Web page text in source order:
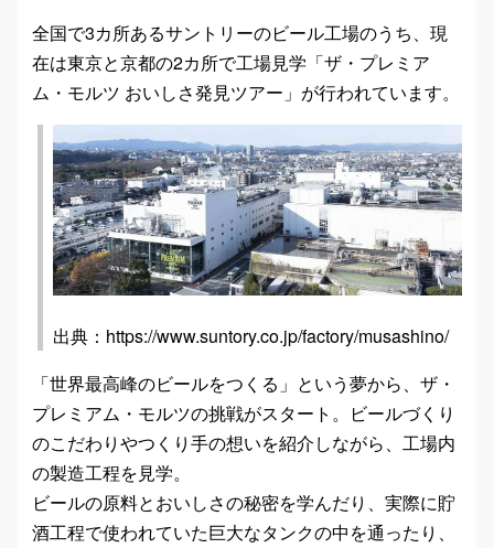
全国で3カ所あるサントリーのビール工場のうち、現
在は東京と京都の2カ所で工場見学「ザ・プレミア
ム・モルツ おいしさ発見ツアー」が行われています。
出典：https://www.suntory.co.jp/factory/musashino/
「世界最高峰のビールをつくる」という夢から、ザ・
プレミアム・モルツの挑戦がスタート。ビールづくり
のこだわりやつくり手の想いを紹介しながら、工場内
の製造工程を見学。
ビールの原料とおいしさの秘密を学んだり、実際に貯
酒工程で使われていた巨大なタンクの中を通ったり、